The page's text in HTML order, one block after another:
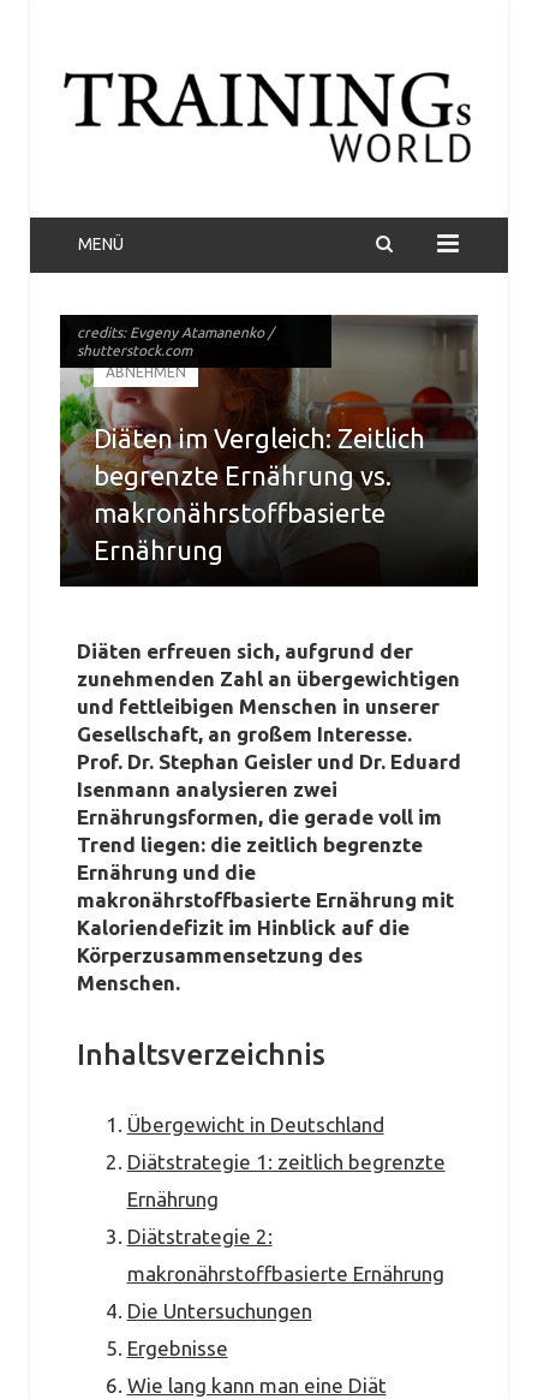
MENÜ
credits: Evgeny Atamanenko /
shutterstock.com
ABNEHMEN
Diäten im Vergleich: Zeitlich
begrenzte Ernährung vs.
makronährstoffbasierte
Ernährung
credits: Evgeny Atamanenko /
shutterstock.com
Diäten erfreuen sich, aufgrund der
zunehmenden Zahl an übergewichtigen
und fettleibigen Menschen in unserer
Gesellschaft, an großem Interesse.
Prof. Dr. Stephan Geisler und Dr. Eduard
Isenmann analysieren zwei
Ernährungsformen, die gerade voll im
Trend liegen: die zeitlich begrenzte
Ernährung und die
makronährstoffbasierte Ernährung mit
Kaloriendefizit im Hinblick auf die
Körperzusammensetzung des
Menschen.
Inhaltsverzeichnis
Übergewicht in Deutschland
Diätstrategie 1: zeitlich begrenzte
Ernährung
Diätstrategie 2:
makronährstoffbasierte Ernährung
Die Untersuchungen
Ergebnisse
Wie lang kann man eine Diät